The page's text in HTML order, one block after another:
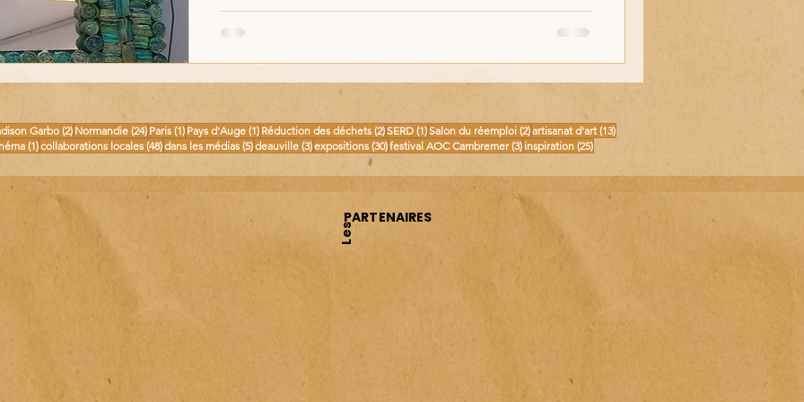
Garbo(2)2 posts
Normandie (24)24 posts
Paris (1)1 post
Pays d'Auge (1)1 post
Réduction des déchets (2)2 posts
SERD (1)1 post
Salon du réemploi (2)2 posts
artisanat d'art (13)13 posts
(1)1 post
collaborations locales (48)48 posts
dans les médias (5)5 posts
deauville (3)3 posts
expositions (30)30 posts
festival AOC Cambremer (3)3 posts
inspiration (25)25 posts
Les
PARTENAIRES